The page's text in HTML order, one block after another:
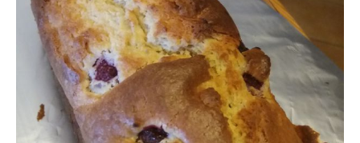
Catégorie
Tartelette
Articles